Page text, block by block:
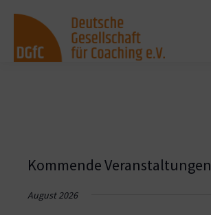
Kommende Veranstaltungen
August 2026